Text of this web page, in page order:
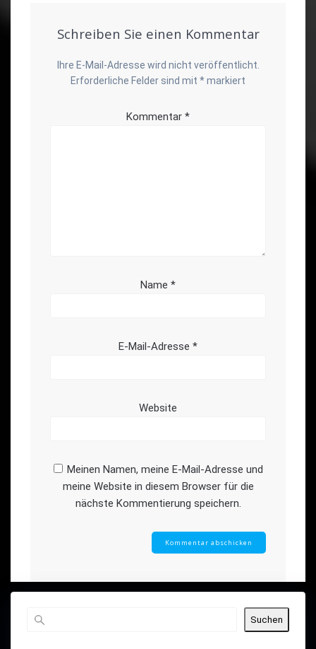
Schreiben Sie einen Kommentar
Ihre E-Mail-Adresse wird nicht veröffentlicht.
Erforderliche Felder sind mit *markiert
Kommentar *
Name *
E-Mail-Adresse *
Website
Meinen Namen, meine E-Mail-Adresse und
meine Website in diesem Browser für die
nächste Kommentierung speichern.
Suchen